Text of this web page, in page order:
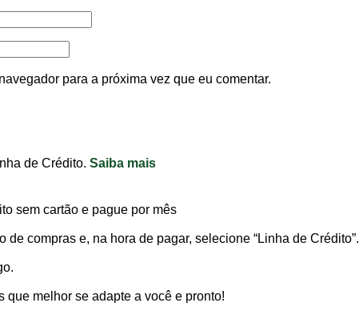
para a próxima vez que eu comentar.
de Crédito. Saiba mais
sem cartão e pague por mês
de compras e, na hora de pagar, selecione “Linha de Crédito”.
que melhor se adapte a você e pronto!